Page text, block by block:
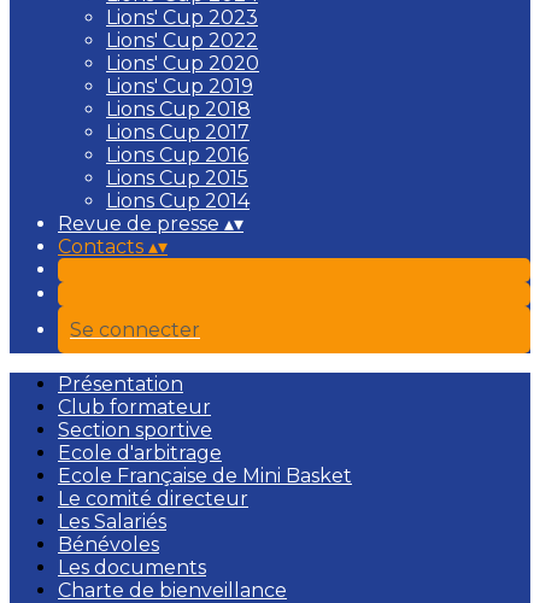
Lions' Cup 2023
Lions' Cup 2022
Lions' Cup 2020
Lions' Cup 2019
Lions Cup 2018
Lions Cup 2017
Lions Cup 2016
Lions Cup 2015
Lions Cup 2014
Revue de presse ▴▾
Contacts ▴▾
Se connecter
Présentation
Club formateur
Section sportive
Ecole d'arbitrage
Ecole Française de Mini Basket
Le comité directeur
Les Salariés
Bénévoles
Les documents
Charte de bienveillance